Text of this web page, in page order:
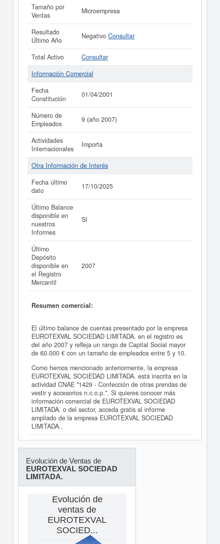
Tamaño por
Ventas
Microempresa
Resultado
Último Año
Negativo Consultar
Total Activo
Consultar
Información Comercial
Fecha
Constitución
01/04/2001
Número de
Empleados
9 (año 2007)
Actividades
Internacionales
Importa
Otra Información de Interés
Fecha último
dato
17/10/2025
Último Balance
disponible en
nuestros
Informes
SI
Último
Depósito
disponible en
el Registro
Mercantil
2007
Resumen comercial:
El último balance de cuentas presentado por la empresa
EUROTEXVAL SOCIEDAD LIMITADA. en el registro es
del año 2007 y refleja un rango de Capital Social mayor
de 60.000 € con un tamaño de empleados entre 5 y 10.
Como hemos mencionado anteriormente, la empresa
EUROTEXVAL SOCIEDAD LIMITADA. está inscrita en la
actividad CNAE "1429 - Confección de otras prendas de
vestir y accesorios n.c.o.p.". Si quieres conocer más
información comercial de EUROTEXVAL SOCIEDAD
LIMITADA. o del sector, acceda gratis al informe
ampliado de la empresa EUROTEXVAL SOCIEDAD
LIMITADA..
Evolución de Ventas de
EUROTEXVAL SOCIEDAD
LIMITADA.
Evolución de
ventas de
EUROTEXVAL
SOCIED...